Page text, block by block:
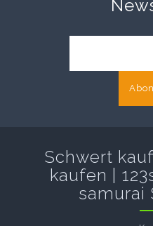
Schwert
kaufen |
samurai